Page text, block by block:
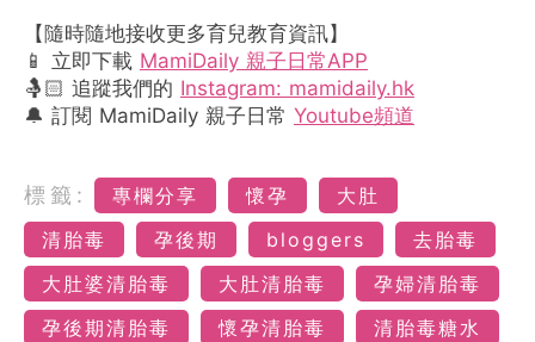
【隨時隨地接收更多育兒教育資訊】
📱 立即下載 MamiDaily 親子日常APP
🤱🏻 追蹤我們的 Instagram: mamidaily.hk
🔔 訂閱 MamiDaily 親子日常 Youtube頻道
標籤: 專欄分享 懷孕
大肚
清胎毒
孕後期 bloggers
去胎毒
大肚婆清胎毒
大肚清胎毒
孕婦清胎毒
孕後期清胎毒
懷孕清胎毒
清胎毒糖水